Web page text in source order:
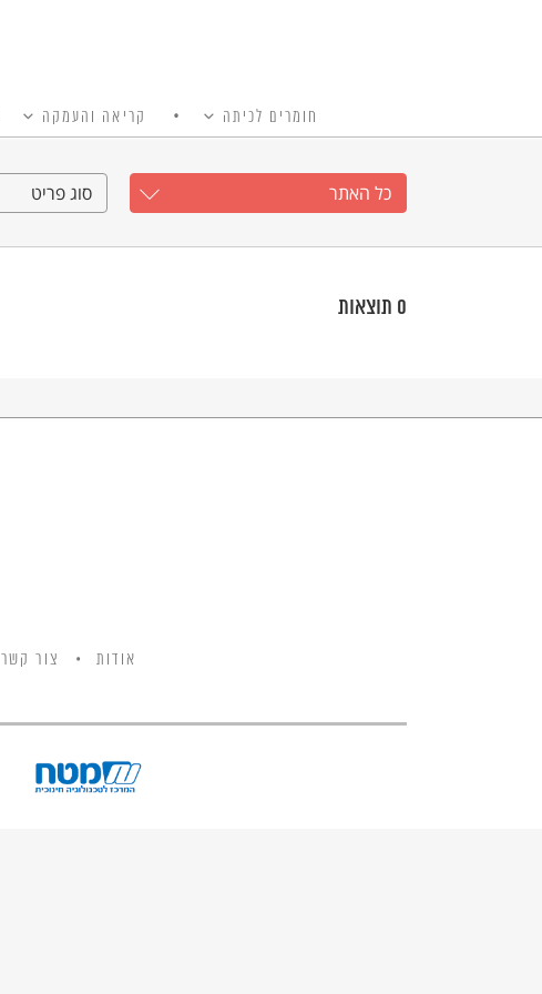
חומרים לכיתה קריאה והעמקה
כל האתר סוג פריט
0 תוצאות
אודות צור קשר